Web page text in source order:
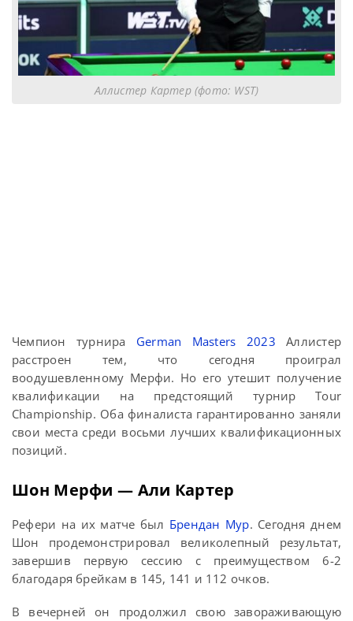
Аллистер Картер (фото: WST)
Чемпион турнира German Masters 2023 Аллистер
расстроен тем, что сегодня проиграл
воодушевленному Мерфи. Но его утешит получение
квалификации на предстоящий турнир Tour
Championship. Оба финалиста гарантированно заняли
свои места среди восьми лучших квалификационных
позиций.
Шон Мерфи — Али Картер
Рефери на их матче был Брендан Мур. Сегодня днем
Шон продемонстрировал великолепный результат,
завершив первую сессию с преимуществом 6-2
благодаря брейкам в 145, 141 и 112 очков.
В вечерней он продолжил свою завораживающую